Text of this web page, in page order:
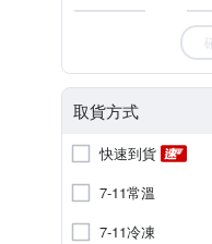
取貨方式
快速到貨
7-11常溫
7-11冷凍